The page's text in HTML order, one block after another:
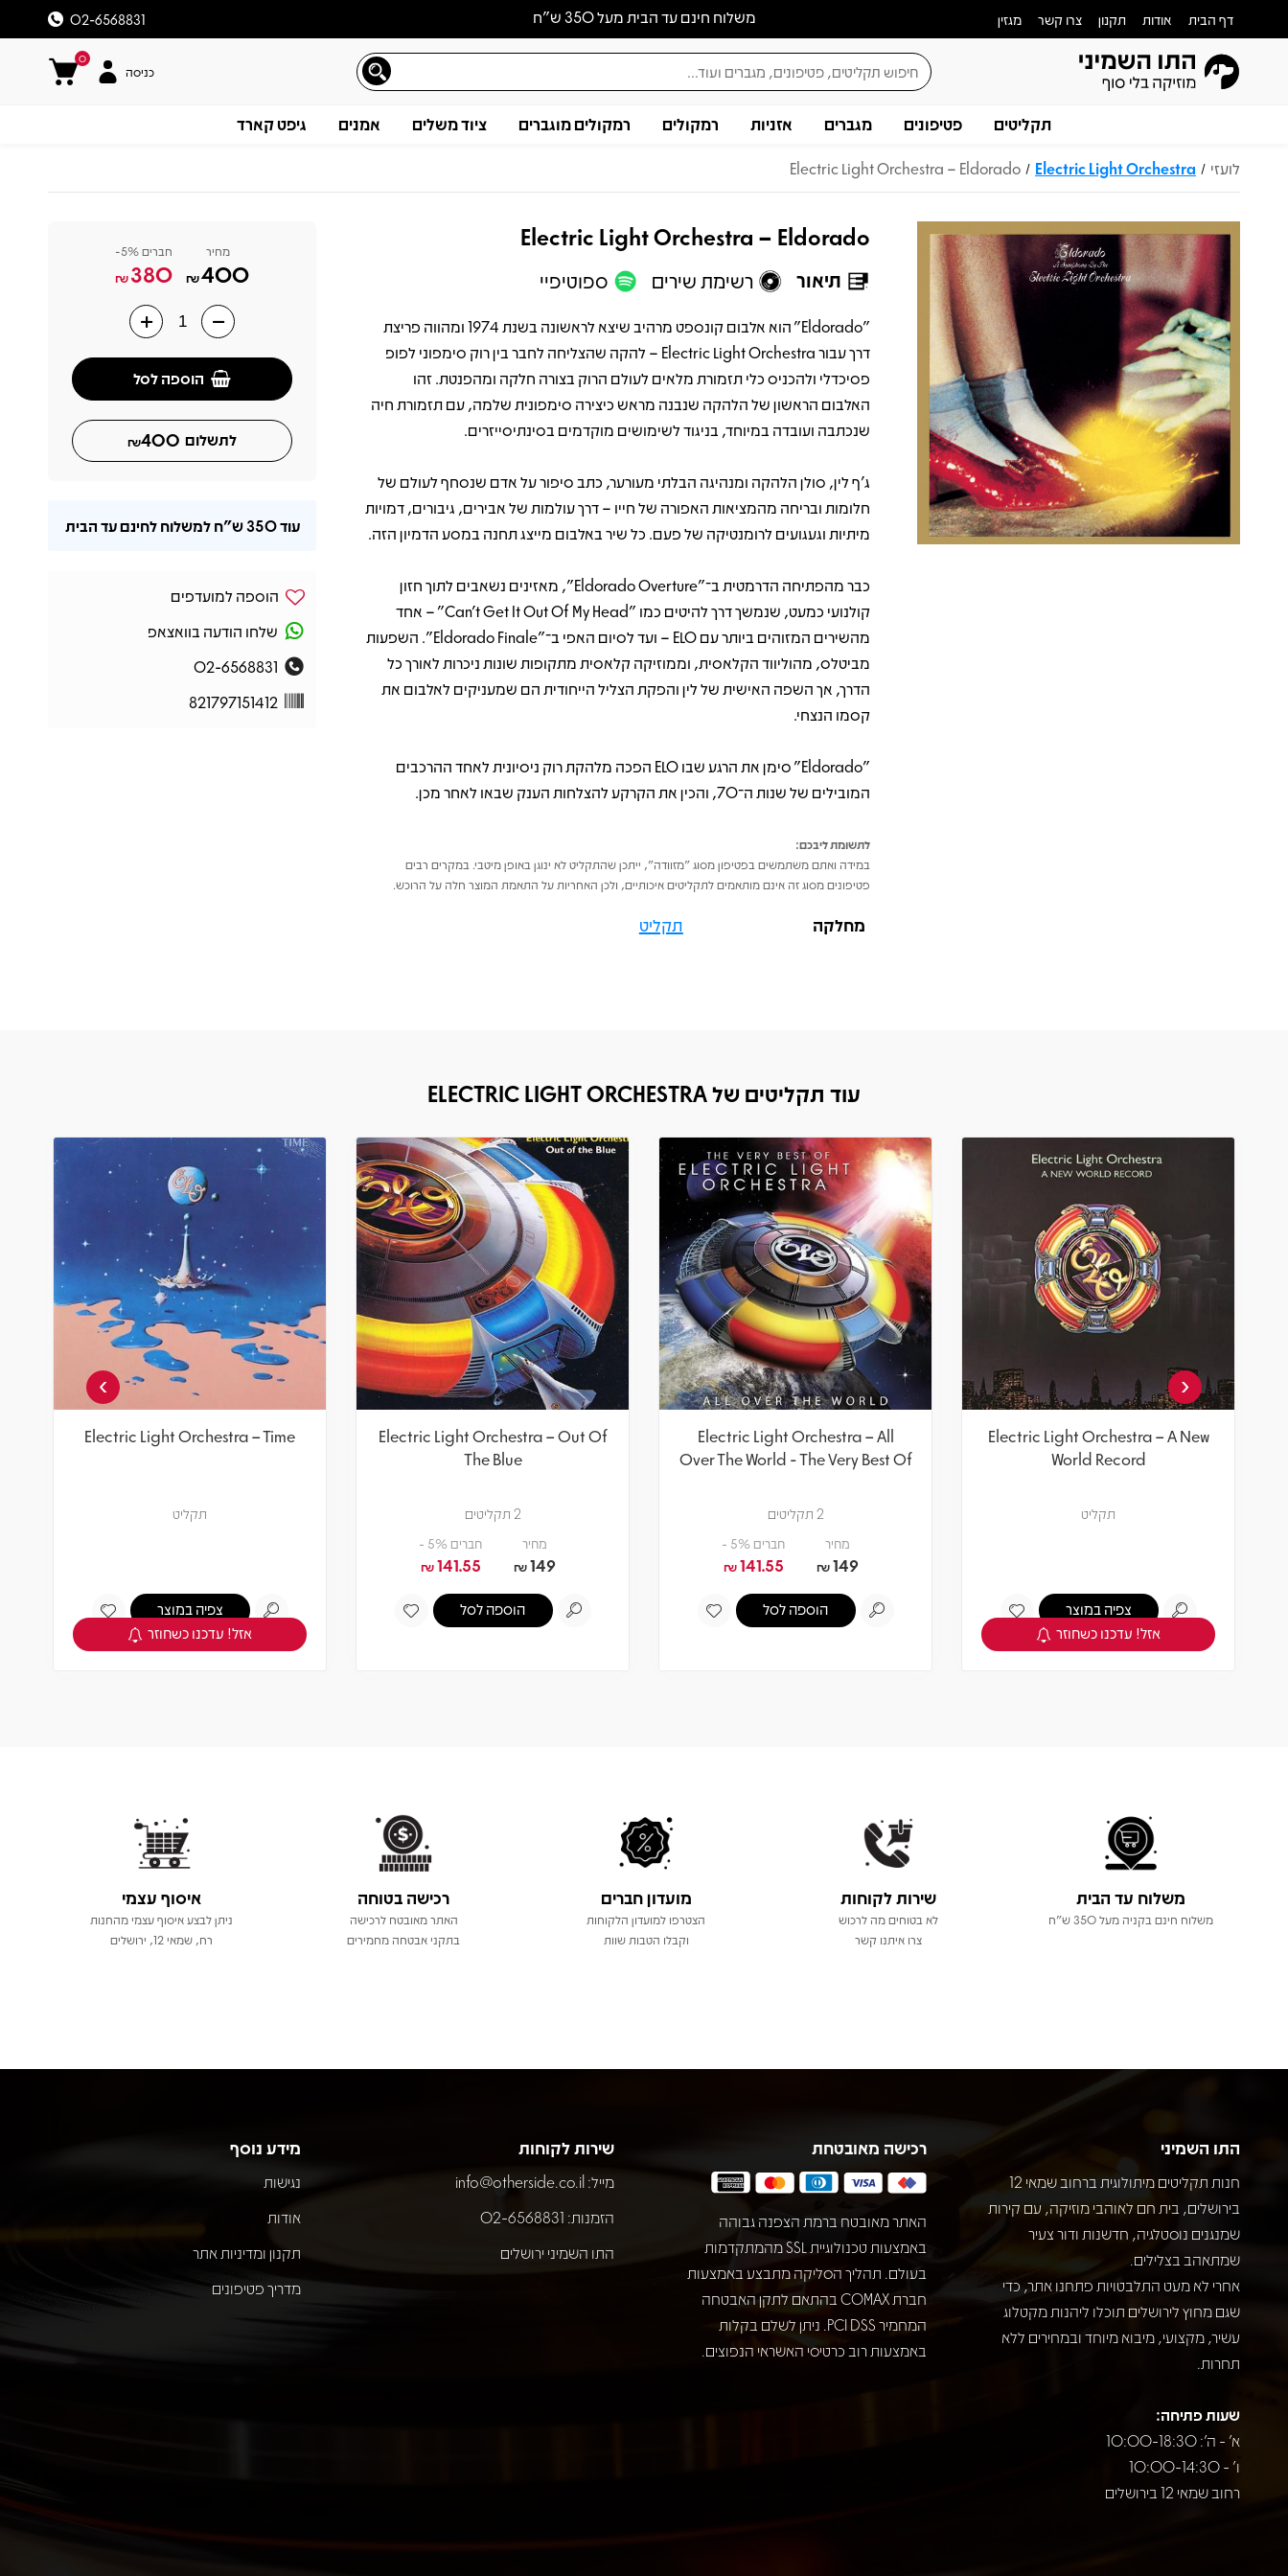
משלוח חינם עד הבית מעל 350 ש״ח דף הבית אודות תקנון צרו קשר מגזין 02-6568831
0
כניסה
תקליטים פטיפונים מגברים אזניות רמקולים רמקולים מוגברים ציוד משלים אמנים גיפט קארד
לועזי /
Electric Light Orchestra
/
Electric Light Orchestra – Eldorado
Electric Light Orchestra – Eldorado
תיאור רשימת שירים ספוטיפיי
תיאור
"Eldorado" הוא אלבום קונספט מרהיב שיצא לראשונה בשנת 1974 ומהווה פריצת
דרך עבור Electric Light Orchestra – להקה שהצליחה לחבר בין רוק סימפוני לפופ
פסיכדלי ולהכניס כלי תזמורת מלאים לעולם הרוק בצורה חלקה ומהפנטת. זהו
האלבום הראשון של הלהקה שנבנה מראש כיצירה סימפונית שלמה, עם תזמורת חיה
שנכתבה ועובדה במיוחד, בניגוד לשימושים מוקדמים בסינתיסייזרים.
ג'ף לין, סולן הלהקה ומנהיגה הבלתי מעורער, כתב סיפור על אדם שנסחף לעולם של
חלומות ובריחה מהמציאות האפורה של חייו – דרך עולמות של אבירים, גיבורים, דמויות
מיתיות וגעגועים לרומנטיקה של פעם. כל שיר באלבום מייצג תחנה במסע הדמיון הזה.
כבר מהפתיחה הדרמטית ב־"Eldorado Overture", מאזינים נשאבים לתוך חזון
קולנועי כמעט, שנמשך דרך להיטים כמו "Can't Get It Out Of My Head" – אחד
מהשירים המזוהים ביותר עם ELO – ועד לסיום האפי ב־"Eldorado Finale". השפעות
מביטלס, מהוליווד הקלאסית, וממוזיקה קלאסית מתקופות שונות ניכרות לאורך כל
הדרך, אך השפה האישית של לין והפקת הצליל הייחודית הם שמעניקים לאלבום את
קסמו הנצחי.
"Eldorado" סימן את הרגע שבו ELO הפכה מלהקת רוק ניסיונית לאחד ההרכבים
המובילים של שנות ה־70, והכין את הקרקע להצלחות הענק שבאו לאחר מכן.
לתשומת ליבכם:
במידה ואתם משתמשים בפטיפון מסוג "מזוודה", ייתכן שהתקליט לא ינוגן באופן מיטבי. במקרים רבים
פטיפונים מסוג זה אינם מותאמים לתקליטים איכותיים, ולכן האחריות על התאמת המוצר חלה על הרוכש.
מחלקה תקליט
מחיר
400
₪
חברים 5%-
380
₪
הוספה לסל
לתשלום 400
₪
עוד350 ש"ח למשלוח לחינם עד הבית
הוספה למועדפים
שלחו הודעה בוואצאפ
02-6568831
821797151412
עוד תקליטים של ELECTRIC LIGHT ORCHESTRA
Electric Light Orchestra – A New
World Record
תקליט
צפיה במוצר
אזל! עדכנו כשחוזר
Electric Light Orchestra – All
Over The World - The Very Best Of
2 תקליטים
מחיר
149
₪
חברים 5% -
141.55
₪
הוספה לסל
Electric Light Orchestra – Out Of
The Blue
2 תקליטים
מחיר
149
₪
חברים 5% -
141.55
₪
הוספה לסל
Electric Light Orchestra – Time
תקליט
צפיה במוצר
אזל! עדכנו כשחוזר
‹
›
משלוח עד הבית
משלוח חינם בקניה מעל 350 ש"ח
שירות לקוחות
לא בטוחים מה לרכוש
צרו איתנו קשר
מועדון חברים
הצטרפו למועדון הלקוחות
וקבלו הטבות שוות
רכישה בטוחה
האתר מאובטח לרכישה
בתקני אבטחה מחמירים
איסוף עצמי
ניתן לבצע איסוף עצמי מהחנות
רח, שמאי 12, ירושלים
התו השמיני
חנות תקליטים מיתולוגית ברחוב שמאי 12
בירושלים, בית חם לאוהבי מוזיקה, עם קירות
שמנגנים נוסטלגיה, חדשנות ודור צעיר
שמתאהב בצלילים.
אחרי לא מעט התלבטויות פתחנו אתר, כדי
שגם מחוץ לירושלים תוכלו ליהנות מקטלוג
עשיר, מקצועי, מיבוא מיוחד ובמחירים ללא
תחרות.
שעות פתיחה:
א' - ה': 10:00-18:30
ו' - 10:00-14:30
רחוב שמאי 12 בירושלים
רכישה מאובטחת
האתר מאובטח ברמת הצפנה גבוהה
באמצעות טכנולוגיית SSL מהמתקדמות
בעולם. תהליך הסליקה מתבצע באמצעות
חברת COMAX בהתאם לתקן האבטחה
המחמיר PCI DSS. ניתן לשלם בקלות
באמצעות רוב כרטיסי האשראי הנפוצים.
שירות לקוחות
מייל: info@otherside.co.il
הזמנות: 02-6568831
התו השמיני ירושלים
מידע נוסף
נגישות
אודות
תקנון ומדיניות אתר
מדריך פטיפונים